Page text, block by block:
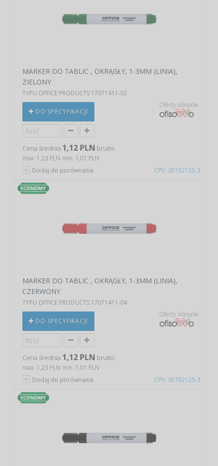
CPV: 30192125-3
MARKER DO TABLIC , OKRĄGŁY, 1-3MM (LINIA),
ZIELONY
TYPU OFFICE PRODUCTS 17071411-02
DO SPECYFIKACJI
Oferty sklepów
Cena średnia 1,12 PLN brutto
max. 1,23 PLN min. 1,01 PLN
Dodaj do porównania
CPV: 30192125-3
MARKER DO TABLIC , OKRĄGŁY, 1-3MM (LINIA),
CZERWONY
TYPU OFFICE PRODUCTS 17071411-04
DO SPECYFIKACJI
Oferty sklepów
Cena średnia 1,12 PLN brutto
max. 1,23 PLN min. 1,01 PLN
Dodaj do porównania